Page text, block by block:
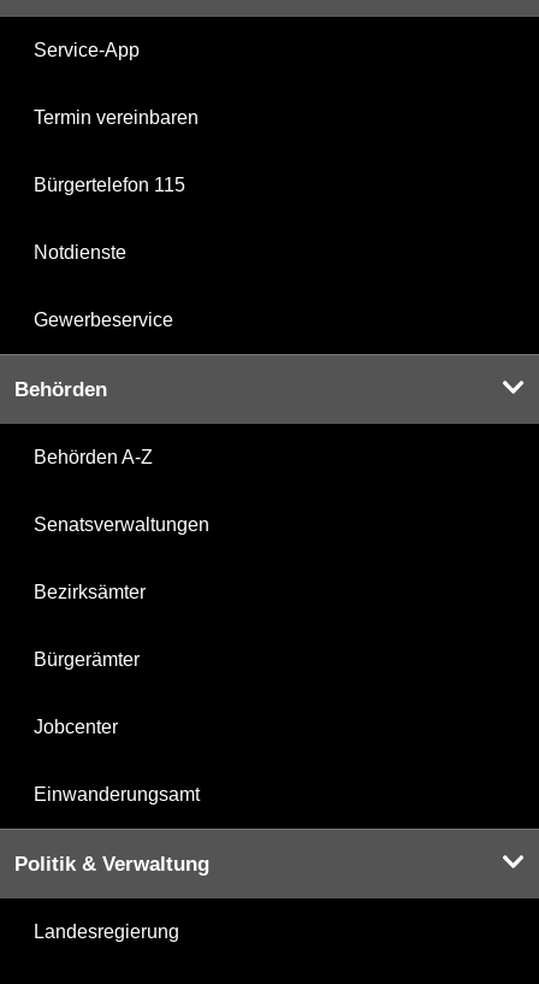
Service-App
Termin vereinbaren
Bürgertelefon 115
Notdienste
Gewerbeservice
Behörden
Behörden A-Z
Senatsverwaltungen
Bezirksämter
Bürgerämter
Jobcenter
Einwanderungsamt
Politik & Verwaltung
Landesregierung